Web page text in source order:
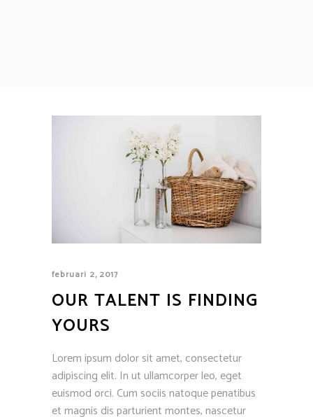
februari 2, 2017
OUR TALENT IS FINDING
YOURS
Lorem ipsum dolor sit amet, consectetur
adipiscing elit. In ut ullamcorper leo, eget
euismod orci. Cum sociis natoque penatibus
et magnis dis parturient montes, nascetur